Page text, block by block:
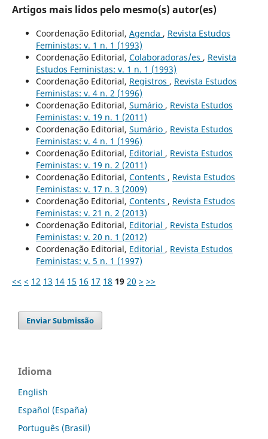
Artigos mais lidos pelo mesmo(s) autor(es)
Coordenação Editorial, Agenda , Revista Estudos
Feministas: v. 1 n. 1 (1993)
Coordenação Editorial, Colaboradoras/es , Revista
Estudos Feministas: v. 1 n. 1 (1993)
Coordenação Editorial, Registros , Revista Estudos
Feministas: v. 4 n. 2 (1996)
Coordenação Editorial, Sumário , Revista Estudos
Feministas: v. 19 n. 1 (2011)
Coordenação Editorial, Sumário , Revista Estudos
Feministas: v. 4 n. 1 (1996)
Coordenação Editorial, Editorial , Revista Estudos
Feministas: v. 19 n. 2 (2011)
Coordenação Editorial, Contents , Revista Estudos
Feministas: v. 17 n. 3 (2009)
Coordenação Editorial, Contents , Revista Estudos
Feministas: v. 21 n. 2 (2013)
Coordenação Editorial, Editorial , Revista Estudos
Feministas: v. 20 n. 1 (2012)
Coordenação Editorial, Editorial , Revista Estudos
Feministas: v. 5 n. 1 (1997)
<< < 12 13 14 15 16 17 18 19 20 > >>
Enviar Submissão
Idioma
English
Español (España)
Português (Brasil)